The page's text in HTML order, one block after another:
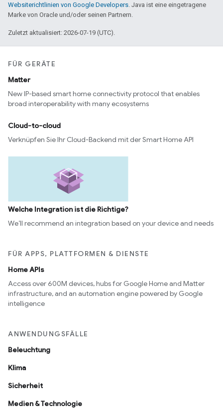
Websiterichtlinien von Google Developers. Java ist eine eingetragene
Marke von Oracle und/oder seinen Partnern.
Zuletzt aktualisiert: 2026-07-19 (UTC).
FÜR GERÄTE
Matter
New IP-based smart home connectivity protocol that enables
broad interoperability with many ecosystems
Cloud-to-cloud
Verknüpfen Sie Ihr Cloud-Backend mit der Smart Home API
Welche Integration ist die Richtige?
We’ll recommend an integration based on your device and needs
FÜR APPS, PLATTFORMEN & DIENSTE
Home APIs
Access over 600M devices, hubs for Google Home and Matter
infrastructure, and an automation engine powered by Google
intelligence
ANWENDUNGSFÄLLE
Beleuchtung
Klima
Sicherheit
Medien & Technologie